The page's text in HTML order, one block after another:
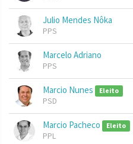
Julio Mendes Nôka
PPS
Marcelo Adriano
PPS
Marcio Nunes Eleito
PSD
Marcio Pacheco Eleito
PPL